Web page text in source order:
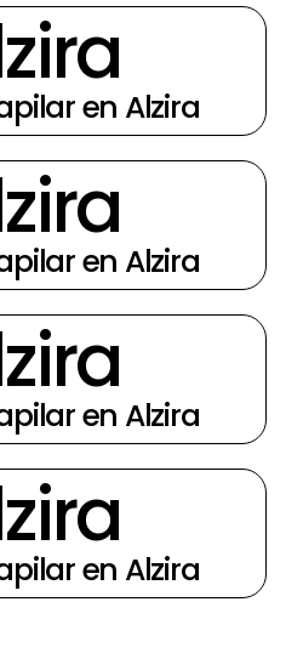
en Alzira
en Alzira
en Alzira
en Alzira